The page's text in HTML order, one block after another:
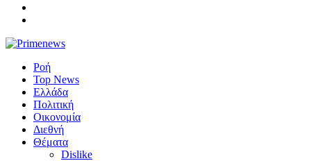
Ροή
Top News
Ελλάδα
Πολιτική
Οικονομία
Διεθνή
Θέματα
Dislike